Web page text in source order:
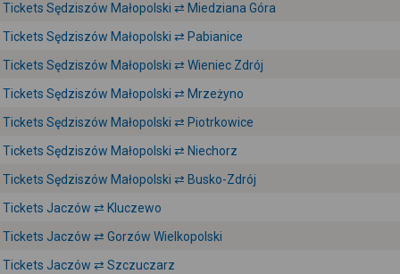
Tickets Sędziszów Małopolski ⇄ Miedziana Góra
Tickets Sędziszów Małopolski ⇄ Pabianice
Tickets Sędziszów Małopolski ⇄ Wieniec Zdrój
Tickets Sędziszów Małopolski ⇄ Mrzeżyno
Tickets Sędziszów Małopolski ⇄ Piotrkowice
Tickets Sędziszów Małopolski ⇄ Niechorz
Tickets Sędziszów Małopolski ⇄ Busko-Zdrój
Tickets Jaczów ⇄ Kluczewo
Tickets Jaczów ⇄ Gorzów Wielkopolski
Tickets Jaczów ⇄ Szczuczarz